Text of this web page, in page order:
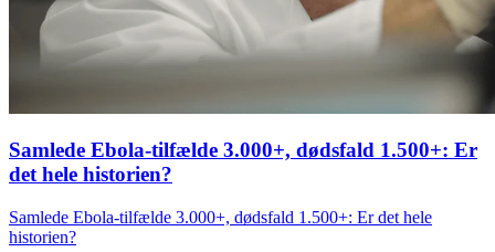
Samlede Ebola-tilfælde 3.000+, dødsfald 1.500+: Er
det hele historien?
Samlede Ebola-tilfælde 3.000+, dødsfald 1.500+: Er det hele
historien?